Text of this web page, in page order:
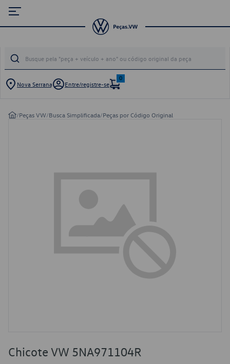
Nova Serrana Entre/registre-se
0
/Peças VW/Busca Simplificada/Peças por Código Original
Chicote VW 5NA971104R